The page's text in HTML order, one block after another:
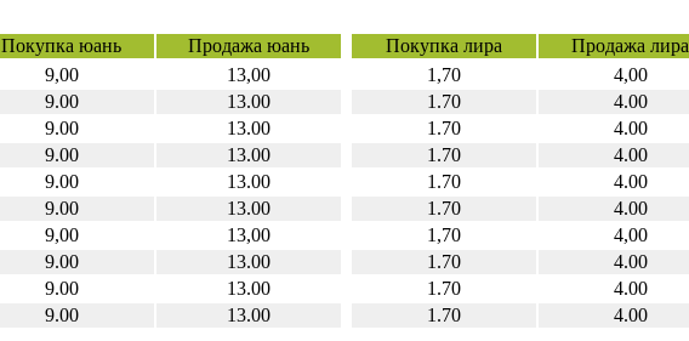
Покупка юань Продажа юань Покупка лира
Продажа лира
9,00 13,00 1,70
4,00
9.00 13.00 1.70
4.00
9.00 13.00 1.70
4.00
9.00 13.00 1.70
4.00
9.00 13.00 1.70
4.00
9.00 13.00 1.70
4.00
9,00 13,00 1,70
4,00
9.00 13.00 1.70
4.00
9.00 13.00 1.70
4.00
9.00 13.00 1.70 4.00